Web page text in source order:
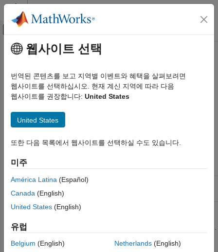
콘텐츠로 바로 가기
오프캔버스 탐색 메뉴 토글
문서 홈
Radar Toolbox
카테고리
Radar Toolbox 시작하기
응용 분야
레이다 시스템 공학
데이터 합성
알고리즘 가속화 및 코드 생성
Radar Toolbox 지원 하드웨어
TI mmWave 레이다 센서
주요 콘텐츠
Radar Toolbox 지원 하드웨어
TI mmWave 레이다 센서 등 타사 하드웨어 지원
Radar Toolbox는 다음 표에 나열된 지원 패키지를 제공합니다.
지원 패키지 공급업체
사용
릴리스
릴리스
TI mmWave
레이다 센서
Hardware Setup for TI mmWave Hardware
카테고리
웹사이트 선택
번역된 콘텐츠를 보고 지역별 이벤트와 혜택을 살펴보려면
웹사이트를 선택하십시오. 현재 계신 지역에 따라 다음
웹사이트를 권장합니다: United States
United States
또한 다음 목록에서 웹사이트를 선택하실 수도 있습니다.
미주
América Latina (Español)
Canada (English)
United States (English)
유럽
Belgium (English)
Netherlands(English)